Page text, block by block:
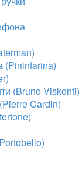
(Pininfarina)
(Bruno Viskonti)
Cardin)